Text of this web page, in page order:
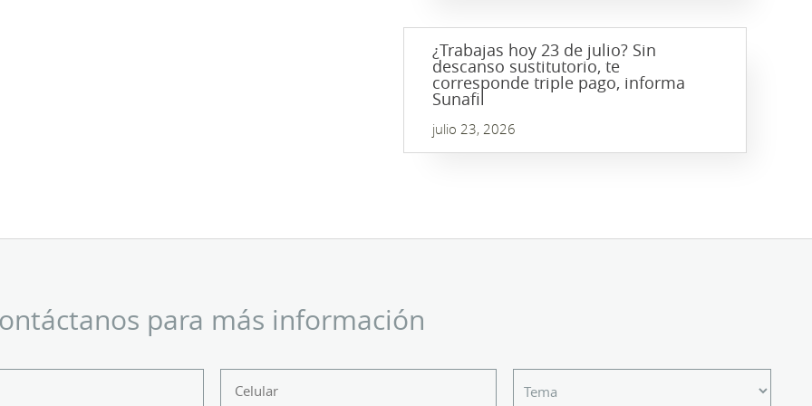
¿Trabajas hoy 23 de julio? Sin
descanso sustitutorio, te
corresponde triple pago, informa
Sunafil
julio 23, 2026
para más información